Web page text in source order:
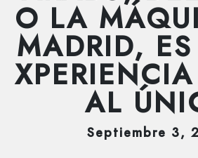
O LA
MADRID,
AL
Septiembre 3,